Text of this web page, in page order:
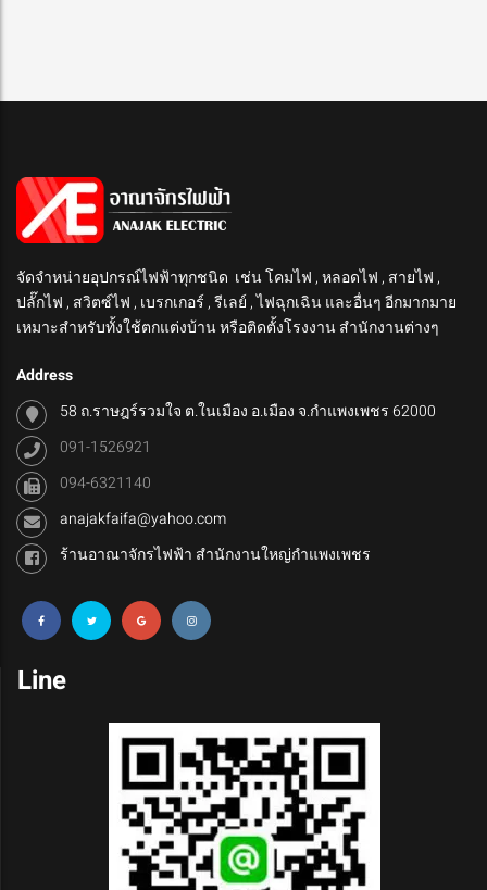
จัดจำหน่ายอุปกรณ์ไฟฟ้าทุกชนิด เช่น โคมไฟ , หลอดไฟ , สายไฟ ,
ปลั๊กไฟ , สวิตซ์ไฟ , เบรกเกอร์ , รีเลย์ , ไฟฉุกเฉิน และอื่นๆ อีกมากมาย
เหมาะสำหรับทั้งใช้ตกแต่งบ้าน หรือติดตั้งโรงงาน สำนักงานต่างๆ
Address
58 ถ.ราษฎร์รวมใจ ต.ในเมือง อ.เมือง จ.กำแพงเพชร 62000
091-1526921
094-6321140
anajakfaifa@yahoo.com
ร้านอาณาจักรไฟฟ้า สำนักงานใหญ่กำแพงเพชร
Line